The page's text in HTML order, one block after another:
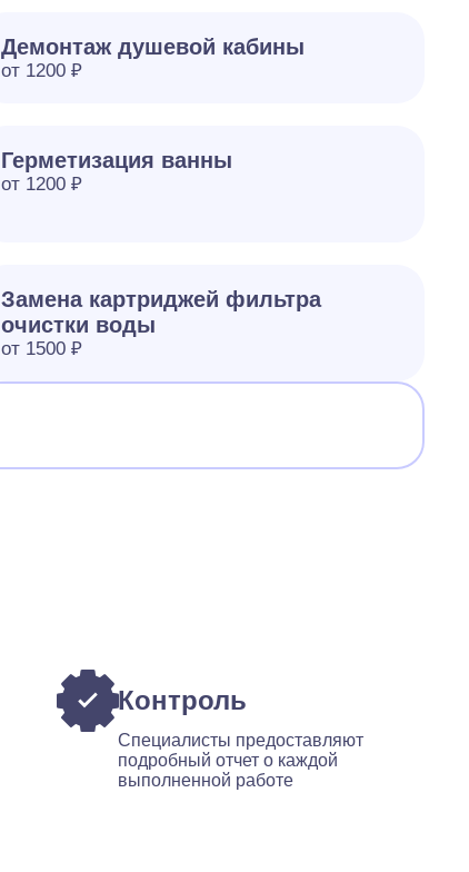
Демонтаж душевой кабины
от 1200 ₽
Герметизация ванны
от 1200 ₽
Замена картриджей фильтра
очистки воды
от 1500 ₽
Контроль
Специалисты предоставляют
подробный отчет о каждой
выполненной работе